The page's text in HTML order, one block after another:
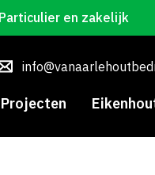
Particulier en zakelijk
Projecten